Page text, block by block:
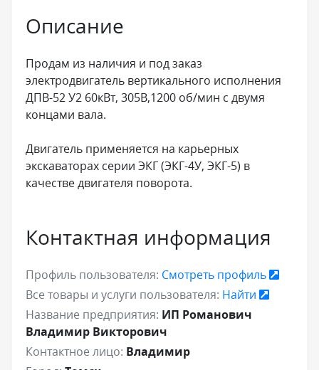
Описание
Продам из наличия и под заказ
электродвигатель вертикального исполнения
ДПВ-52 У2 60кВт, 305В,1200 об/мин с двумя
концами вала.
Двигатель применяется на карьерных
экскаваторах серии ЭКГ (ЭКГ-4У, ЭКГ-5) в
качестве двигателя поворота.
Контактная информация
Профиль пользователя: Смотреть профиль
Все товары и услуги пользователя: Найти
Название предприятия: ИП Романович
Владимир Викторович
Контактное лицо: Владимир